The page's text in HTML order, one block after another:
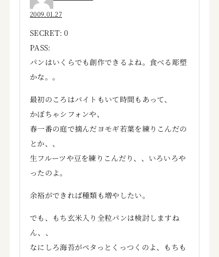
2009.01.27
SECRET: 0
PASS:
パンはいくらでも創作できるよね。食べる彫塑
かな。。
最初のころはバイトもいて時間もあって、
かぼちゃシフォンや、
春一番の庭で摘んだヨモギ若葉を練りこんだの
とか、、
生フルーツや豆を練りこんだり、、いろいろや
ったのよ。
余裕ができれば種類も増やしたい。
でも、もち玄米入り全粒パンは検討しますね
ん、、
なにしろ海苔がペタっとくっつくのよ、もちも